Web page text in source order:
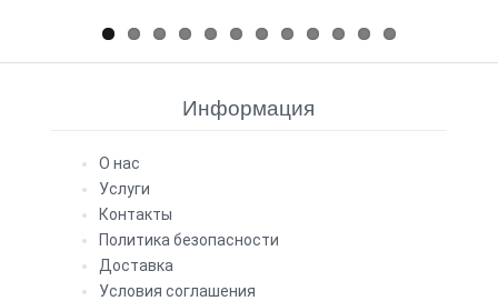
Информация
О нас
Услуги
Контакты
Политика безопасности
Доставка
Условия соглашения